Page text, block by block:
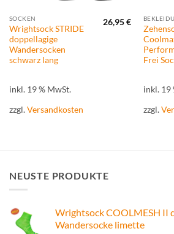
SOCKEN
Wrightsock STRIDE
doppellagige
Wandersocken
schwarz lang
26,95€
inkl. 19 % MwSt.
zzgl.Versandkosten
Frei
inkl. 19
zzgl.
NEUSTE PRODUKTE
Wrightsock COOLMESH II
Wandersocke limette